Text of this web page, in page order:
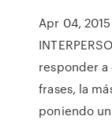
Apr 04, 2015
responder
frases, la
poniendo un